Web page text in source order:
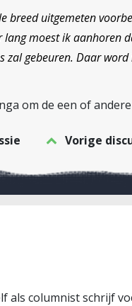
breed uitgemeten
moest ik aanhoren
gebeuren. Daar
om de een of
Vorige
columnist schrijf